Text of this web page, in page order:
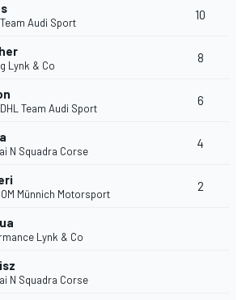
Audi Sport
10
Lynk & Co
8
Team Audi Sport
6
N Squadra Corse
4
Münnich Motorsport
2
Lynk & Co
N Squadra Corse